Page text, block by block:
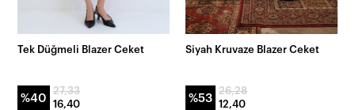
Tek Düğmeli Blazer Ceket
%40
27,33
16,40
Siyah Kruvaze Blazer Ceket
%53
26,28
12,40